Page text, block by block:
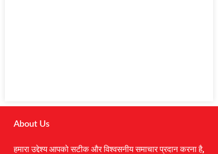
About Us
हमारा उद्देश्य आपको सटीक और विश्वसनीय समाचार प्रदान करना है,